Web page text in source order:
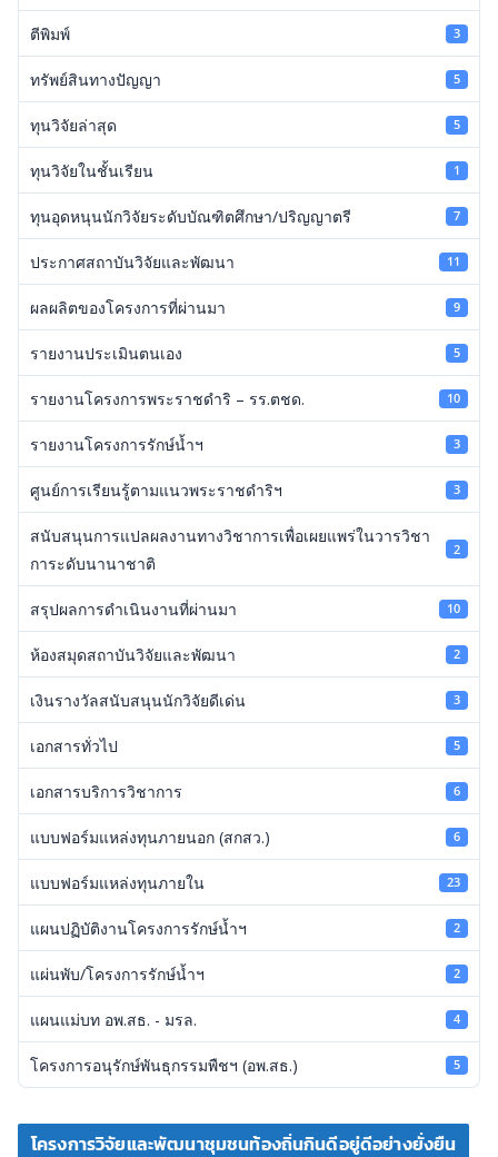
ตีพิมพ์ 3
ทรัพย์สินทางปัญญา 5
ทุนวิจัยล่าสุด 5
ทุนวิจัยในชั้นเรียน 1
ทุนอุดหนุนนักวิจัยระดับบัณฑิตศึกษา/ปริญญาตรี 7
ประกาศสถาบันวิจัยและพัฒนา 11
ผลผลิตของโครงการที่ผ่านมา 9
รายงานประเมินตนเอง 5
รายงานโครงการพระราชดำริ – รร.ตชด. 10
รายงานโครงการรักษ์น้ำฯ 3
ศูนย์การเรียนรู้ตามแนวพระราชดำริฯ 3
สนับสนุนการแปลผลงานทางวิชาการเพื่อเผยแพร่ในวารวิชา
การะดับนานาชาติ
2
สรุปผลการดำเนินงานที่ผ่านมา 10
ห้องสมุดสถาบันวิจัยและพัฒนา 2
เงินรางวัลสนับสนุนนักวิจัยดีเด่น 3
เอกสารทั่วไป 5
เอกสารบริการวิชาการ 6
แบบฟอร์มแหล่งทุนภายนอก (สกสว.) 6
แบบฟอร์มแหล่งทุนภายใน 23
แผนปฏิบัติงานโครงการรักษ์น้ำฯ 2
แผ่นพับ/โครงการรักษ์น้ำฯ 2
แผนแม่บท อพ.สธ. - มรล. 4
โครงการอนุรักษ์พันธุกรรมพืชฯ (อพ.สธ.) 5
โครงการวิจัยและพัฒนาชุมชนท้องถิ่นกินดีอยู่ดีอย่างยั่งยืน